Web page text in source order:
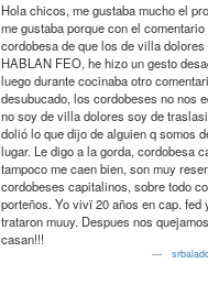
Hola chicos, me gustaba mucho el
me gustaba porque con el
cordobesa de que los de villa
HABLAN FEO, he hizo un gesto
luego durante cocinaba otro
desubucado, los cordobeses no nos
no soy de villa dolores soy de
dolió lo que dijo de alguien q somos
lugar. Le digo a la gorda, cordobesa
tampoco me caen bien, son muy
cordobeses capitalinos, sobre todo
porteños. Yo vivï 20 años en cap. fed
trataron muuy. Despues nos
casan!!!